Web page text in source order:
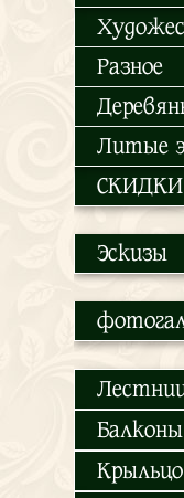
Разное
Литые
Эскизы
Балконы
Крыльцо